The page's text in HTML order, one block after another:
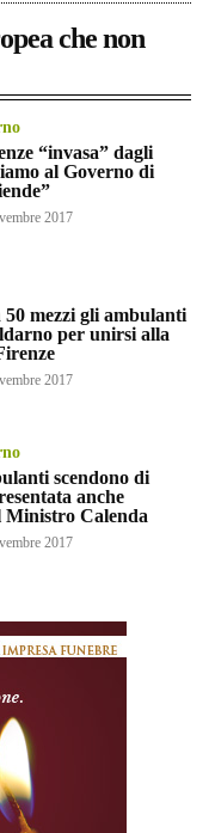
che non
“invasa” dagli
al Governo di
2017
mezzi gli ambulanti
per unirsi alla
2017
scendono di
anche
Ministro Calenda
2017